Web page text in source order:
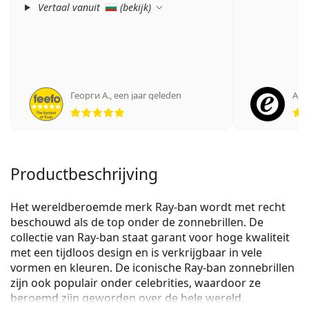
Vertaal vanuit (bekijk)
Георги А.,een jaar geleden
Beoordeling 5 van 5
Productbeschrijving
Het wereldberoemde merk Ray-ban wordt met recht
beschouwd als de top onder de zonnebrillen. De
collectie van Ray-ban staat garant voor hoge kwaliteit
met een tijdloos design en is verkrijgbaar in vele
vormen en kleuren. De iconische Ray-ban zonnebrillen
zijn ook populair onder celebrities, waardoor ze
beroemd zijn geworden over de hele wereld.